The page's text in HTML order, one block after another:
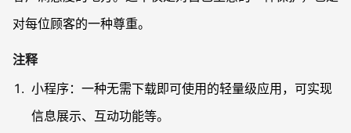
对每位顾客的一种尊重。
注释
小程序：一种无需下载即可使用的轻量级应用，可实现
信息展示、互动功能等。